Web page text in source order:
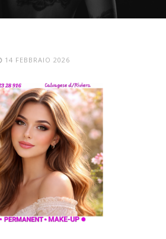
14 FEBBRAIO 2026